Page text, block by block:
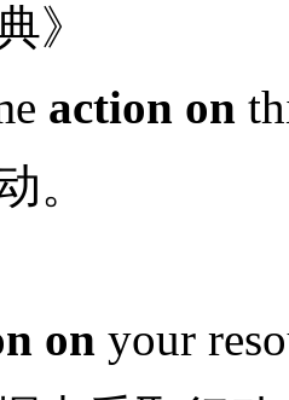
》
action on
。
on your